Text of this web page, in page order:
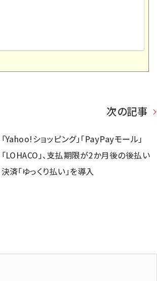
次の記事
「Yahoo!ショッピング」「PayPayモール」
「LOHACO」、支払期限が2か月後の後払い
決済「ゆっくり払い」を導入